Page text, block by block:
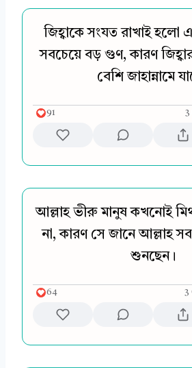
জিহ্বাকে সংযত রাখাই হলো
সবচেয়ে বড় গুণ, কারণ
বেশি জাহান্নামে
91 3
আল্লাহ ভীরু মানুষ কখনোই
না, কারণ সে জানে আল্লাহ
শুনছেন।
64 3